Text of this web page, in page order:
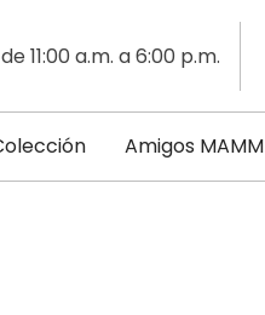
11:00 a.m. a 6:00 p.m.
Amigos MAMM